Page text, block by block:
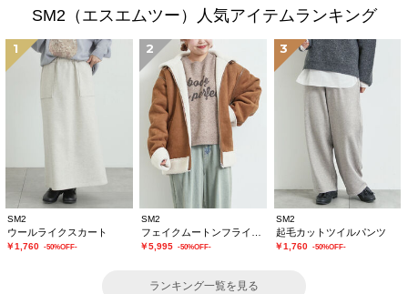
SM2（エスエムツー）人気アイテムランキング
1
SM2
ウールライクスカート
￥1,760 -50%OFF-
2
SM2
￥5,995 -50%OFF-
3
SM2
起毛カットツイルパンツ
￥1,760 -50%OFF-
ランキング一覧を見る